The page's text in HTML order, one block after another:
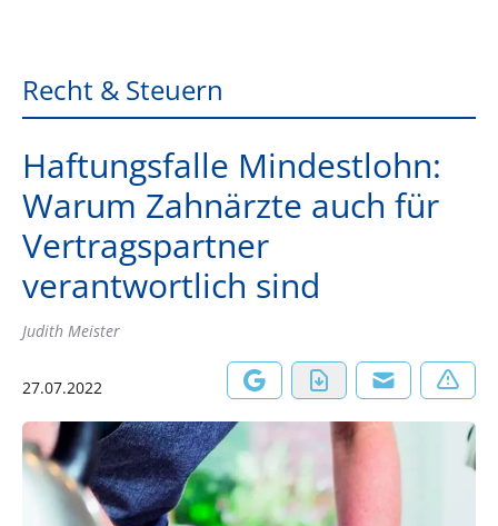
Recht & Steuern
Haftungsfalle Mindestlohn:
Warum Zahnärzte auch für
Vertragspartner
verantwortlich sind
Judith Meister
27.07.2022